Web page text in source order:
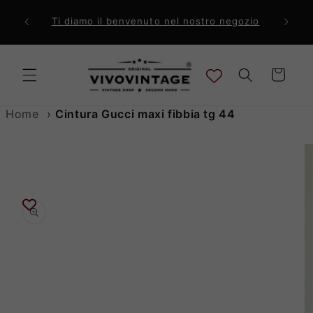
direttamente
ai contenuti
a 99€ Ti diamo il benvenuto nel nostro negozio
Carrello
Home › Cintura Gucci maxi fibbia tg 44